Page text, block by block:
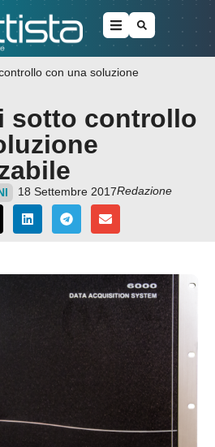
con una soluzione
sotto controllo
18 Settembre 2017Redazione